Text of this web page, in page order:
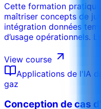
Cette formation
maîtriser concepts de
intégration données
d’usage opérationnels.
décisions
puissent appliquer les
de travail. La formation
aux systèmes internes,
objectifs de performance
View course
Applications de l'IA
gaz
Conception de cas